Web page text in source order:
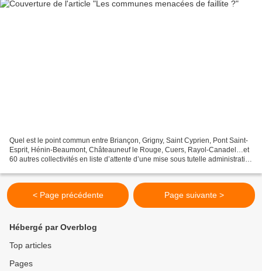
Quel est le point commun entre Briançon, Grigny, Saint Cyprien, Pont Saint-
Esprit, Hénin-Beaumont, Châteauneuf le Rouge, Cuers, Rayol-Canadel…et
60 autres collectivités en liste d’attente d’une mise sous tutelle administrative
< Page précédente Page suivante >
Hébergé par Overblog
Top articles
Pages